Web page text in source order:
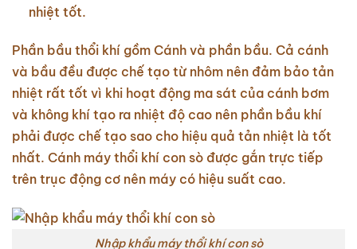
nhiệt tốt.
Phần bầu thổi khí gồm Cánh và phần bầu. Cả cánh
và bầu đều được chế tạo từ nhôm nên đảm bảo tản
nhiệt rất tốt vì khi hoạt động ma sát của cánh bơm
và không khí tạo ra nhiệt độ cao nên phần bầu khí
phải được chế tạo sao cho hiệu quả tản nhiệt là tốt
nhất. Cánh máy thổi khí con sò được gắn trực tiếp
trên trục động cơ nên máy có hiệu suất cao.
Nhập khẩu máy thổi khí con sò